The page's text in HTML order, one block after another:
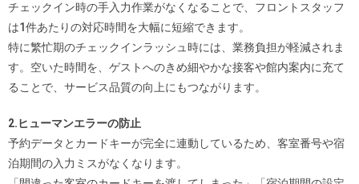
チェックイン時の手入力作業がなくなることで、フロントスタッフ
は1件あたりの対応時間を大幅に短縮できます。
特に繁忙期のチェックインラッシュ時には、業務負担が軽減されま
す。空いた時間を、ゲストへのきめ細やかな接客や館内案内に充て
ることで、サービス品質の向上にもつながります。
2.ヒューマンエラーの防止
予約データとカードキーが完全に連動しているため、客室番号や宿
泊期間の入力ミスがなくなります。